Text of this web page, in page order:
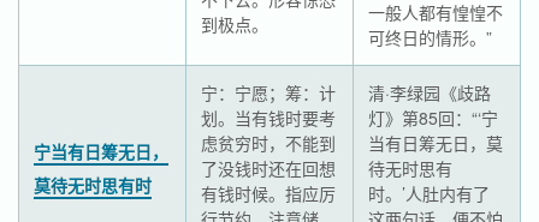
到极点。
一般人都有惶惶不
可终日的情形。”
宁当有日筹无日，
莫待无时思有时
宁：宁愿；筹：计
划。当有钱时要考
虑贫穷时，不能到
了没钱时还在回想
有钱时候。指应厉
清·李绿园《歧路
灯》第85回：“‘宁
当有日筹无日，莫
待无时思有
时。’人肚内有了